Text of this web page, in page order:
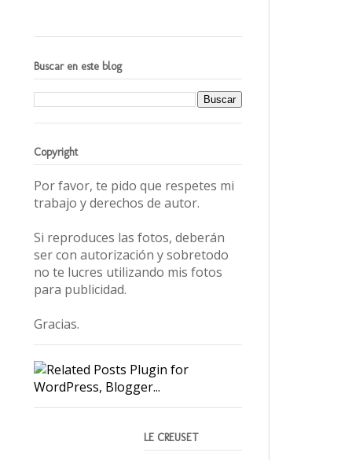
Buscar en este blog
Copyright
Por favor, te pido que respetes mi
trabajo y derechos de autor.
Si reproduces las fotos, deberán
ser con autorización y sobretodo
no te lucres utilizando mis fotos
para publicidad.
Gracias.
LE CREUSET